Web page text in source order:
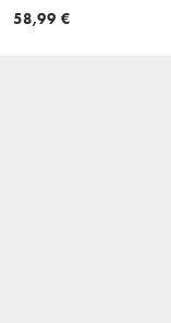
puntilla exclusivo de
58,99 €